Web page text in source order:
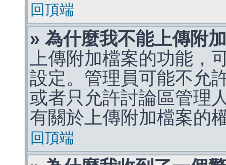
回頂端
» 為什麼我不能上傳附
上傳附加檔案的功能，
設定。管理員可能不允
或者只允許討論區管理
有關於上傳附加檔案的
回頂端